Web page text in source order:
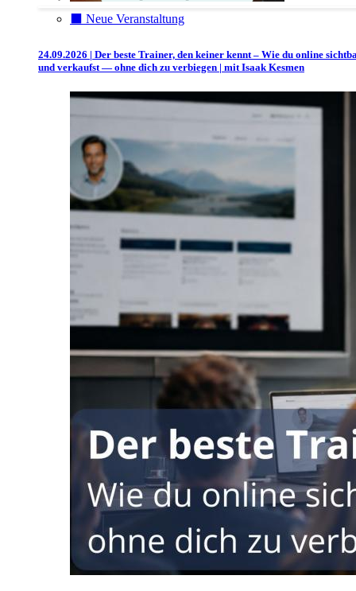
⬛️ Neue Veranstaltung
24.09.2026 | Der beste Trainer, den keiner kennt – Wie du online
und verkaufst — ohne dich zu verbiegen | mit Isaak Kesmen